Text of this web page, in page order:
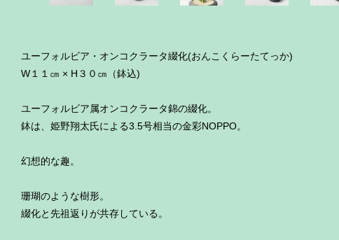
ユーフォルビア・オンコクラータ綴化(おんこくらーたてっか)
W１１㎝ × H３０㎝（鉢込)
ユーフォルビア属オンコクラータ錦の綴化。
鉢は、姫野翔太氏による3.5号相当の金彩NOPPO。
幻想的な趣。
珊瑚のような樹形。
綴化と先祖返りが共存している。